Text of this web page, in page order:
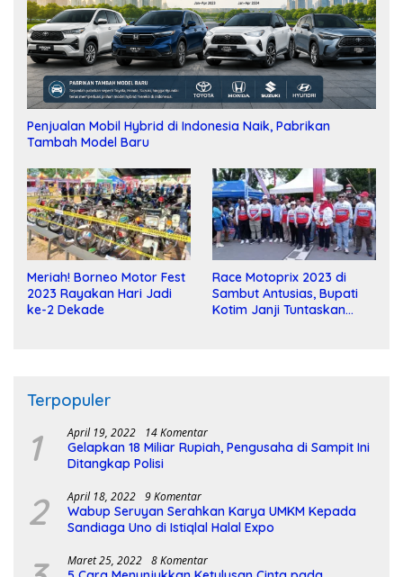
Penjualan Mobil Hybrid di Indonesia Naik, Pabrikan
Tambah Model Baru
Meriah! Borneo Motor Fest
2023 Rayakan Hari Jadi
ke-2 Dekade
Race Motoprix 2023 di
Sambut Antusias, Bupati
Kotim Janji Tuntaskan
Terpopuler
1 April 19, 2022 14 Komentar
Gelapkan 18 Miliar Rupiah, Pengusaha di Sampit Ini
Ditangkap Polisi
2 April 18, 2022 9 Komentar
Wabup Seruyan Serahkan Karya UMKM Kepada
Sandiaga Uno di Istiqlal Halal Expo
Maret 25, 2022 8 Komentar